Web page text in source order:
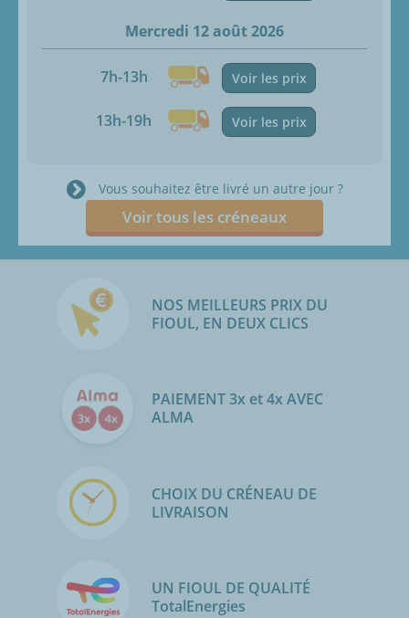
Mercredi 12 août 2026
7h-13h Voir les prix
13h-19h Voir les prix
Vous souhaitez être livré un autre jour ?
Voir tous les créneaux
NOS MEILLEURS PRIX DU
FIOUL, EN DEUX CLICS
PAIEMENT 3x et 4x AVEC
ALMA
CHOIX DU CRÉNEAU DE
LIVRAISON
UN FIOUL DE QUALITÉ
TotalEnergies